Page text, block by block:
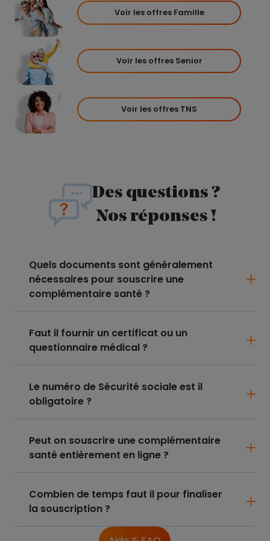
Voir les offres Famille
Voir les offres Senior
Voir les offres TNS
Des questions ?
Nos réponses !
Quels documents sont généralement
nécessaires pour souscrire une
complémentaire santé ?
Faut il fournir un certificat ou un
questionnaire médical ?
Le numéro de Sécurité sociale est il
obligatoire ?
Peut on souscrire une complémentaire
santé entièrement en ligne ?
Combien de temps faut il pour finaliser
la souscription ?